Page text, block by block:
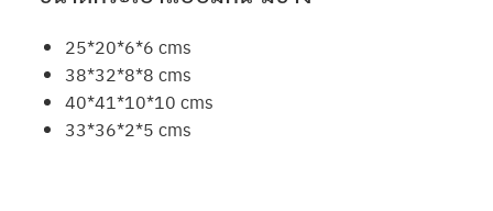
25*20*6*6 cms
38*32*8*8 cms
40*41*10*10 cms
33*36*2*5 cms